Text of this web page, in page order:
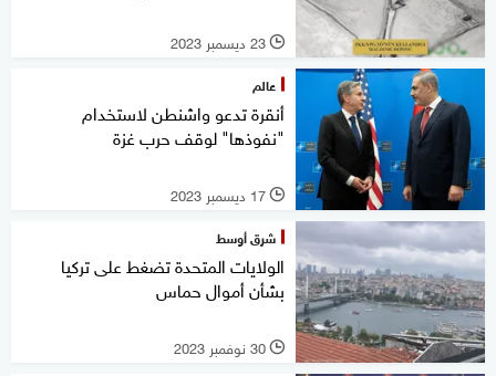
l 23 ديسمبر 2023
عالم
أنقرة تدعو واشنطن لاستخدام
"نفوذها" لوقف حرب غزة
l 17 ديسمبر 2023
شرق أوسط
الولايات المتحدة تضغط على تركيا
بشأن أموال حماس
l 30 نوفمبر 2023